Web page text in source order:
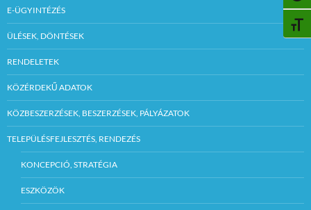
E-ÜGYINTÉZÉS
ÜLÉSEK, DÖNTÉSEK
RENDELETEK
KÖZÉRDEKŰ ADATOK
KÖZBESZERZÉSEK, BESZERZÉSEK, PÁLYÁZATOK
TELEPÜLÉSFEJLESZTÉS, RENDEZÉS
KONCEPCIÓ, STRATÉGIA
ESZKÖZÖK